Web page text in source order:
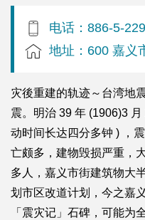
电话：886-5-
地址：600 嘉义
灾後重建的轨迹～台湾地
震。明治 39 年 (1906)3
动时间长达四分多钟 ) ，
亡颇多，建物毁损严重，
多人，嘉义市街建筑物大
划市区改道计划，今之嘉
「震灾记」石碑，可能为